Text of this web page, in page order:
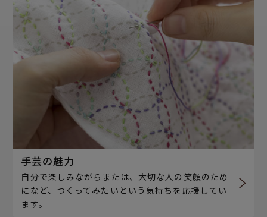
手芸の魅力
自分で楽しみながらまたは、大切な人の笑顔のため
になど、つくってみたいという気持ちを応援してい
ます。